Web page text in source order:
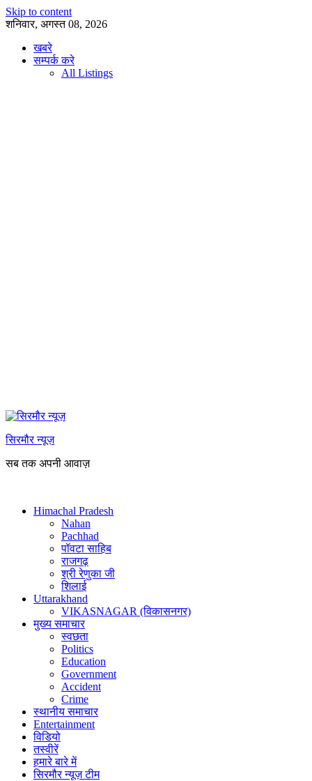
Skip to content
शनिवार, अगस्त 08, 2026
खबरे
सम्पर्क करे
All Listings
सिरमौर न्यूज़
सब तक अपनी आवाज़
Himachal Pradesh
Nahan
Pachhad
पॉवटा साहिब
राजगढ़
श्री रेणुका जी
शिलाई
Uttarakhand
VIKASNAGAR (विकासनगर)
मुख्य समाचार
स्वछता
Politics
Education
Government
Accident
Crime
स्थानीय समाचार
Entertainment
विडियो
तस्वीरें
हमारे बारे में
सिरमौर न्यूज़ टीम